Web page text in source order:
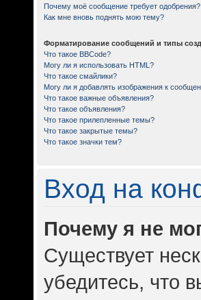
Почему моё сообщение требует одобрения?
Как мне вновь поднять мою тему?
Форматирование сообщений и типы
Что такое BBCode?
Могу ли я использовать HTML?
Что такое смайлики?
Могу ли я добавлять изображения к
Что такое важные объявления?
Что такое объявления?
Что такое прилепленные темы?
Что такое закрытые темы?
Что такое значки тем?
Вход на
Почему я не
Существует
убедитесь, что